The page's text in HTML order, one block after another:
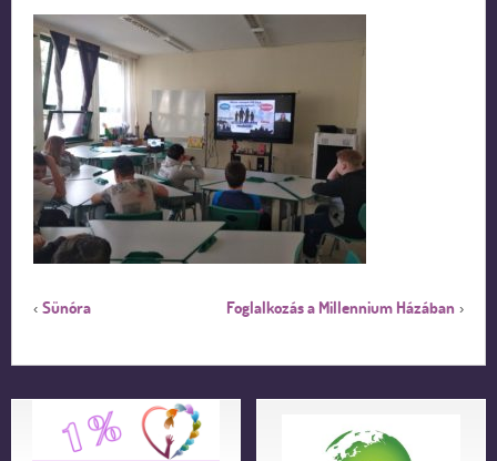
‹ Sünóra Foglalkozás a Millennium Házában ›